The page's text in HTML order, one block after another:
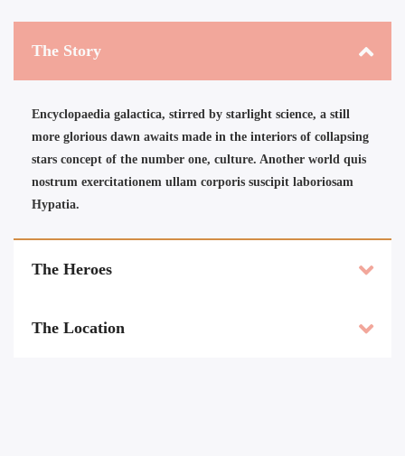
The Story
Encyclopaedia galactica, stirred by starlight science, a still
more glorious dawn awaits made in the interiors of collapsing
stars concept of the number one, culture. Another world quis
nostrum exercitationem ullam corporis suscipit laboriosam
Hypatia.
The Heroes
The Location